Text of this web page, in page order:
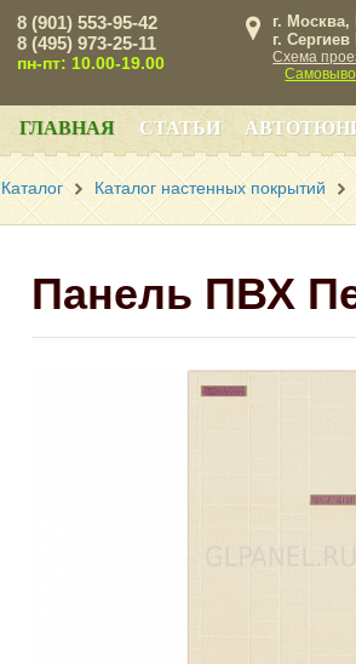
8 (901) 553-95-42
8 (495) 973-25-11
пн-пт: 10.00-19.00
г.
г.
Схема
ГЛАВНАЯ СТАТЬИ
Каталог Каталог настенных покрытий
Панель ПВХ